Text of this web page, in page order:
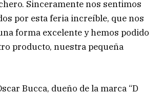
Sinceramente nos sentimos
por esta feria increíble, que nos
forma excelente y hemos podido
producto, nuestra pequeña
Bucca, dueño de la marca “D